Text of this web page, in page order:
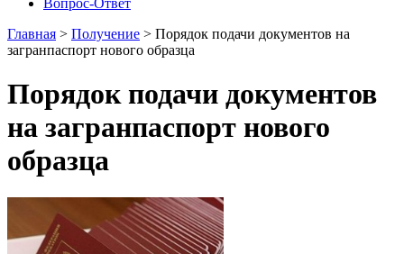
Вопрос-Ответ
Главная > Получение > Порядок подачи документов на
загранпаспорт нового образца
Порядок подачи документов
на загранпаспорт нового
образца